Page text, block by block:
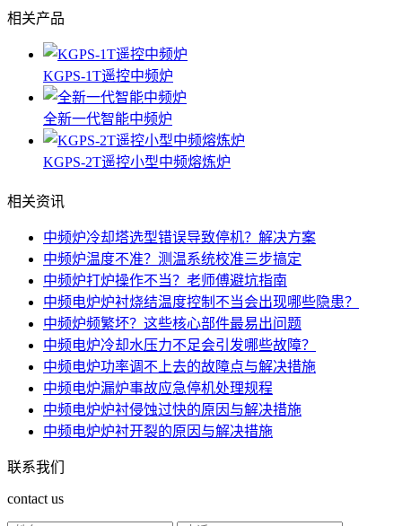
相关产品
KGPS-1T遥控中频炉
全新一代智能中频炉
KGPS-2T遥控小型中频熔炼炉
相关资讯
中频炉冷却塔选型错误导致停机？解决方案
中频炉温度不准？测温系统校准三步搞定
中频炉打炉操作不当？老师傅避坑指南
中频电炉炉衬烧结温度控制不当会出现哪些隐患？
中频炉频繁坏？这些核心部件最易出问题
中频电炉冷却水压力不足会引发哪些故障？
中频电炉功率调不上去的故障点与解决措施
中频电炉漏炉事故应急停机处理规程
中频电炉炉衬侵蚀过快的原因与解决措施
中频电炉炉衬开裂的原因与解决措施
联系我们
contact us